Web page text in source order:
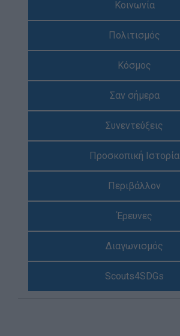
Η Προσκοπική Μέθοδος
Προσκοπικό Πρόγραμμα
Στόχοι Βιώσιμης Ανάπτυξης
Earth Tribe
Ομάδα Διάσωσης Άγριας Ζωής
Νέα
Κοινωνία
Πολιτισμός
Κόσμος
Σαν σήμερα
Συνεντεύξεις
Προσκοπική Ιστορία
Περιβάλλον
Έρευνες
Διαγωνισμός
Scouts4SDGs